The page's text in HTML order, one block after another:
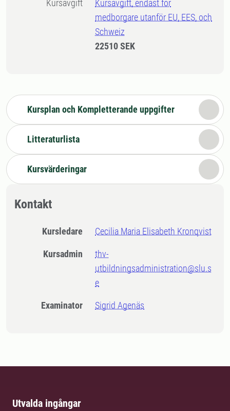
Kursavgift
Kursavgift, endast för
medborgare utanför EU, EES, och
Schweiz
22510 SEK
Kursplan och Kompletterande uppgifter
Litteraturlista
Kursvärderingar
Kontakt
Kursledare Cecilia Maria Elisabeth Kronqvist
Kursadmin
thv-
utbildningsadministration@slu.s
e
Examinator Sigrid Agenäs
Utvalda ingångar